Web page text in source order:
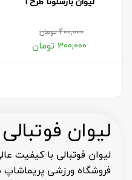
400,000تومان
300,000 تومان
لیوان فوتبالی
لیوان فوتبالی با کیفیت
فروشگاه ورزشی پریماشاپ